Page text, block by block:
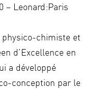
– Leonard:Paris
physico-chimiste et
d’Excellence en
a développé
conception par le